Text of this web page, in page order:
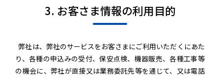
3. お客さま情報の利用目的
弊社は、弊社のサービスをお客さまにご利用いただくにあた
り、各種の申込みの受付、保安点検、機器販売、各種工事等
の機会に、弊社が直接又は業務委託先等を通じて、又は電話